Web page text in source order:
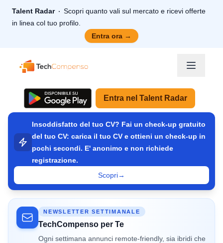
Talent Radar
Scopri quanto vali sul mercato e ricevi offerte
in linea col tuo profilo.
Entra ora →
TechCompenso
Entra nel Talent Radar
Insoddisfatto del tuo CV? Fai un check-up gratuito
del tuo CV: carica il tuo CV e ottieni un check-up in
pochi secondi. E' anonimo e non richiede
registrazione.
Scopri→
NEWSLETTER SETTIMANALE
TechCompenso per Te
Ogni settimana annunci remote-friendly, sia ibridi che